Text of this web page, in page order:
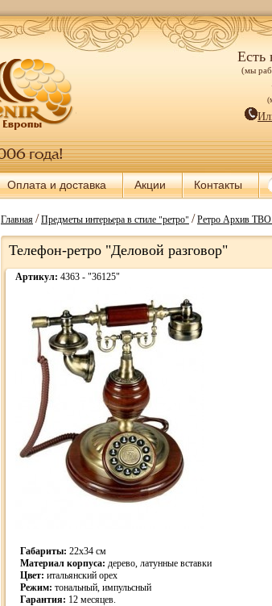
Есть
(мы
Оплата и доставка Акции Контакты
Главная/Предметы интерьера в стиле "ретро" /Ретро Архив
Телефон-ретро "Деловой разговор"
Артикул: 4363 - "36125"
Габариты: 22х34 см
Материал корпуса: дерево, латунные вставки
Цвет: итальянский орех
Режим: тональный, импульсный
Гарантия: 12 месяцев.